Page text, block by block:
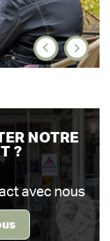
NOTRE
?
avec nous